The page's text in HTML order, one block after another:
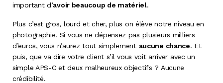
important d’avoir beaucoup de matériel.
Plus c’est gros, lourd et cher, plus on élève notre niveau en
photographie. Si vous ne dépensez pas plusieurs milliers
d’euros, vous n’aurez tout simplement aucune chance. Et
puis, que va dire votre client s’il vous voit arriver avec un
simple APS-C et deux malheureux objectifs ? Aucune
crédibilité.